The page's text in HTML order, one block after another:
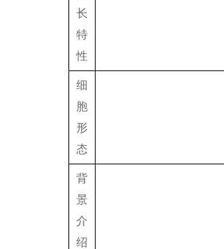
长
特
性
细
胞
形
态
背
景
介
绍